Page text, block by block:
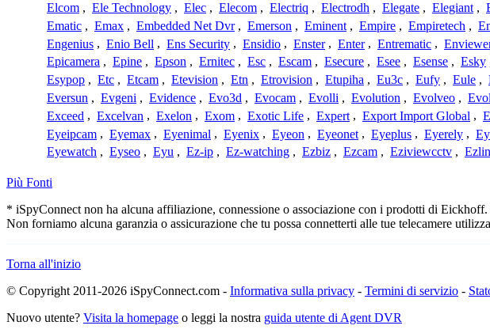
Elcom , Ele Technology , Elec , Elecom , Electriq , Electrodh , Elegate , Elegiant ,
Ematic , Emax , Embedded Net Dvr , Emerson , Eminent , Empire , Empiretech ,
Engenius , Enio Bell , Ens Security , Ensidio , Enster , Enter , Entrematic ,
Epicamera , Epine , Epson , Ernitec , Esc , Escam , Esecure , Esee , Esense , Esky
Esypop , Etc , Etcam , Etevision , Etn , Etrovision , Etupiha , Eu3c , Eufy , Eule ,
Eversun , Evgeni , Evidence , Evo3d , Evocam , Evolli , Evolution , Evolveo ,
Exceed , Excelvan , Exelon , Exom , Exotic Life , Expert , Export Import Global ,
Eyeipcam , Eyemax , Eyenimal , Eyenix , Eyeon , Eyeonet , Eyeplus , Eyerely ,
Eyewatch , Eyseo , Eyu , Ez-ip , Ez-watching , Ezbiz , Ezcam , Eziviewcctv ,
Più Fonti
* iSpyConnect non ha alcuna affiliazione, connessione o associazione con i prodotti di
Non forniamo alcuna garanzia o assicurazione che tu possa connetterti alle tue telecamere
Torna all'inizio
© Copyright 2011-2026 iSpyConnect.com - Informativa sulla privacy - Termini di servizio -
Nuovo utente? Visita la homepage o leggi la nostra guida utente di Agent DVR